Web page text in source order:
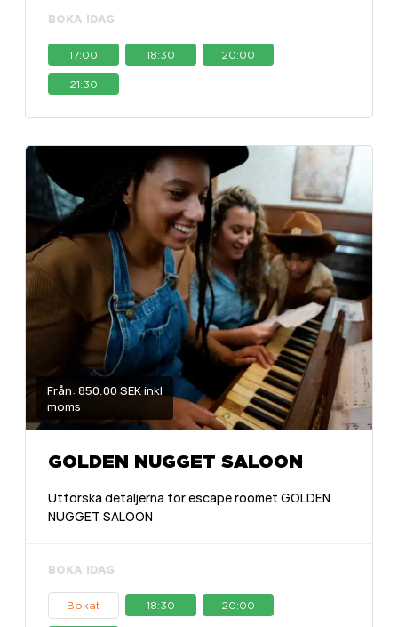
BOKA IDAG
17:00 18:30 20:00
21:30
Från: 850.00 SEK inkl
moms
GOLDEN NUGGET SALOON
Utforska detaljerna för escape roomet GOLDEN
NUGGET SALOON
BOKA IDAG
Bokat 18:30 20:00